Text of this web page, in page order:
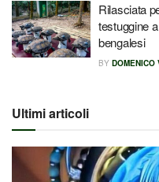
Rilasciata
testuggine
bengalesi
BY DOMENICO
Ultimi articoli